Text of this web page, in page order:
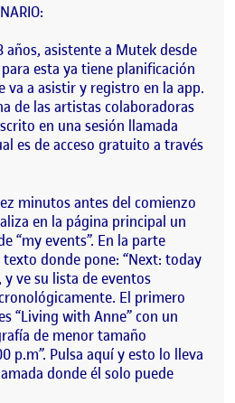
años, asistente a Mutek desde
esta ya tiene planificación
va a asistir y registro en la app.
de las artistas colaboradoras
en una sesión llamada
es de acceso gratuito a través
minutos antes del comienzo
en la página principal un
“my events”. En la parte
donde pone: “Next: today
ve su lista de eventos
El primero
“Living with Anne” con un
de menor tamaño
p.m”. Pulsa aquí y esto lo lleva
donde él solo puede